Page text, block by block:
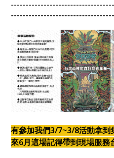
有參加我們3/7~3/8活動拿到
來6月這場記得帶到現場服務